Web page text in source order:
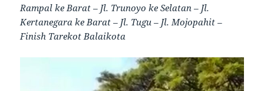
Rampal ke Barat – Jl. Trunoyo ke Selatan – Jl.
Kertanegara ke Barat – Jl. Tugu – Jl. Mojopahit –
Finish Tarekot Balaikota